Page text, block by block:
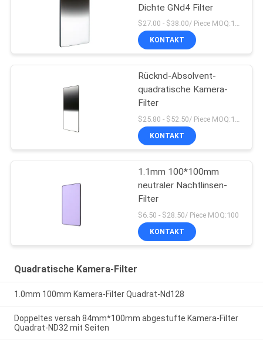
Dichte GNd4 Filter
$27.00 - $38.00/ Piece MOQ:100
KONTAKT
Rücknd-Absolvent-
quadratische Kamera-
Filter
$25.80 - $52.50/ Piece MOQ:100
KONTAKT
1.1mm 100*100mm
neutraler Nachtlinsen-
Filter
$6.50 - $28.50/ Piece MOQ:100
KONTAKT
Quadratische Kamera-Filter
1.0mm 100mm Kamera-Filter Quadrat-Nd128
Doppeltes versah 84mm*100mm abgestufte Kamera-Filter
Quadrat-ND32 mit Seiten